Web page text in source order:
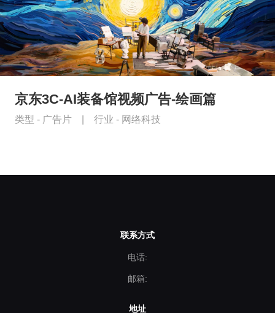
京东3C-AI装备馆视频广告-绘画篇
类型 - 广告片 行业 - 网络科技
联系方式
电话:
邮箱:
地址